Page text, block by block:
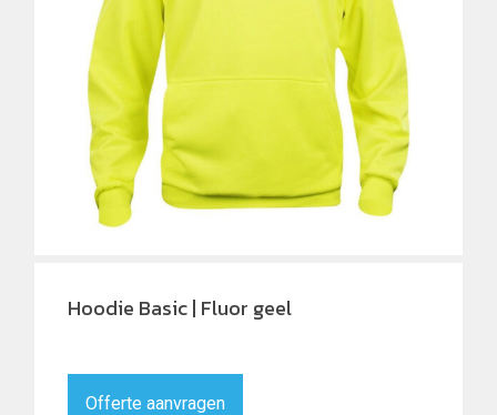
Hoodie Basic | Fluor geel
Offerte aanvragen